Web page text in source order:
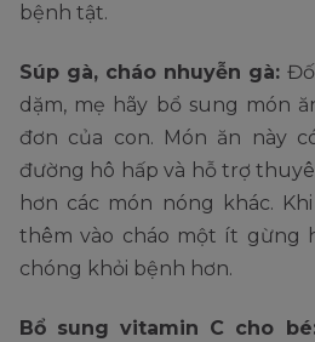
bệnh tật.
Súp gà, cháo nhuyễn gà:
dặm, mẹ hãy bổ sung món
đơn của con. Món ăn này
đường hô hấp và hỗ trợ
hơn các món nóng khác.
thêm vào cháo một ít gừng
chóng khỏi bệnh hơn.
Bổ sung vitamin C cho